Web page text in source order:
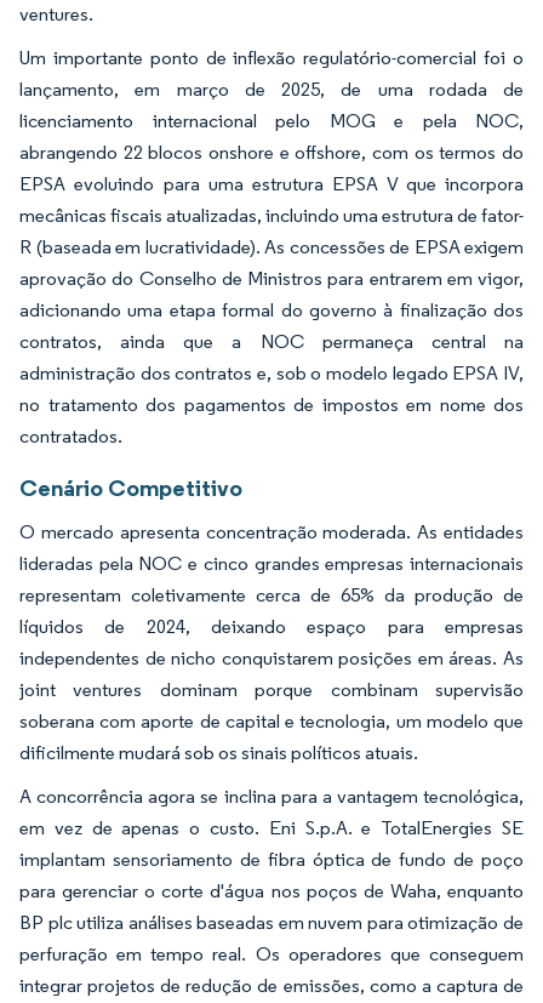
ventures.
Um importante ponto de inflexão regulatório-comercial foi o
lançamento, em março de 2025, de uma rodada de
licenciamento internacional pelo MOG e pela NOC,
abrangendo 22 blocos onshore e offshore, com os termos do
EPSA evoluindo para uma estrutura EPSA V que incorpora
mecânicas fiscais atualizadas, incluindo uma estrutura de fator-
R (baseada em lucratividade). As concessões de EPSA exigem
aprovação do Conselho de Ministros para entrarem em vigor,
adicionando uma etapa formal do governo à finalização dos
contratos, ainda que a NOC permaneça central na
administração dos contratos e, sob o modelo legado EPSA IV,
no tratamento dos pagamentos de impostos em nome dos
contratados.
Cenário Competitivo
O mercado apresenta concentração moderada. As entidades
lideradas pela NOC e cinco grandes empresas internacionais
representam coletivamente cerca de 65% da produção de
líquidos de 2024, deixando espaço para empresas
independentes de nicho conquistarem posições em áreas. As
joint ventures dominam porque combinam supervisão
soberana com aporte de capital e tecnologia, um modelo que
dificilmente mudará sob os sinais políticos atuais.
A concorrência agora se inclina para a vantagem tecnológica,
em vez de apenas o custo. Eni S.p.A. e TotalEnergies SE
implantam sensoriamento de fibra óptica de fundo de poço
para gerenciar o corte d'água nos poços de Waha, enquanto
BP plc utiliza análises baseadas em nuvem para otimização de
perfuração em tempo real. Os operadores que conseguem
integrar projetos de redução de emissões, como a captura de